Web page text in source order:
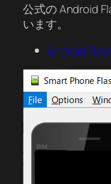
公式の Android
います。
Android